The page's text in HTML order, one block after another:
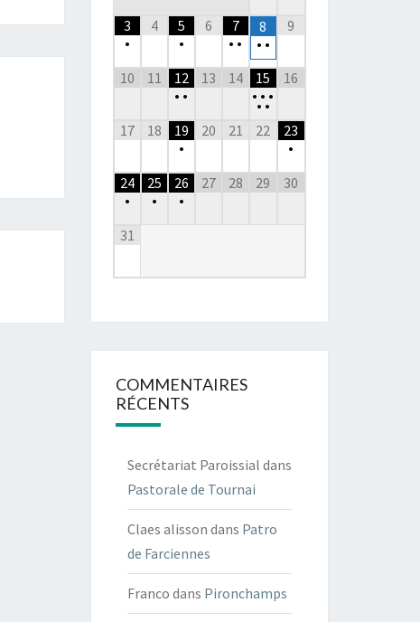
3
•
4
5
•
6
7
• •
8
• •
9
10 11
12
• •
13 14
15
• • •
••
16
17 18
19
•
20 21 22
23
•
24
•
25
•
26
•
27 28 29 30
31
COMMENTAIRES
RÉCENTS
Secrétariat Paroissial dans
Pastorale de Tournai
Claes alisson dans Patro
de Farciennes
Franco dans Pironchamps